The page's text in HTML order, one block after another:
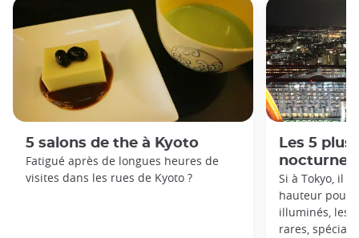
5 salons de the à Kyoto
Fatigué après de longues heures de
visites dans les rues de Kyoto ?
Les 5 plus
nocturnes
Si à Tokyo, il
hauteur pour
illuminés, les
rares,